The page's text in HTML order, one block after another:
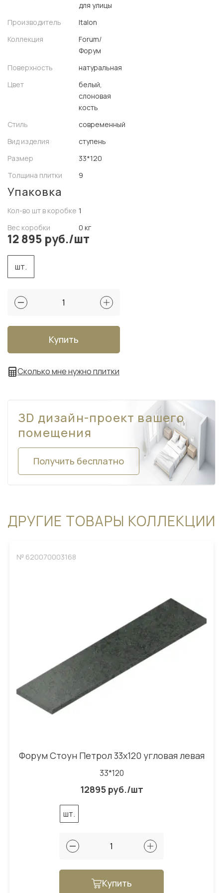
для улицы
Производитель
Italon
Коллекция
Forum/
Форум
Поверхность
натуральная
Цвет
белый,
слоновая
кость
Стиль
современный
Вид изделия
ступень
Размер
33*120
Толщина плитки
9
Упаковка
Кол-во шт в коробке 1
Вес коробки
0 кг
12 895 руб./шт
шт.
Купить
Сколько мне нужно плитки
ЗD дизайн-проект вашего
помещения
Получить бесплатно
ДРУГИЕ ТОВАРЫ КОЛЛЕКЦИИ
№ 620070003168
Форум Стоун Петрол 33x120 угловая левая
33*120
12895 руб./шт
шт.
Купить